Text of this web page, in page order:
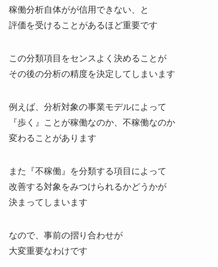
稼働分析自体がが信用できない、と
評価を受けることがあるほど重要です
この分類項目をセンスよく決めることが
その後の分析の精度を決定してしまいます
例えば、分析対象の事業モデルによって
『歩く』ことが稼働なのか、不稼働なのか
変わることがあります
また『不稼働』を分類する項目によって
改善する対象をみつけられるかどうかが
決まってしまいます
なので、事前の摺り合わせが
大変重要なわけです